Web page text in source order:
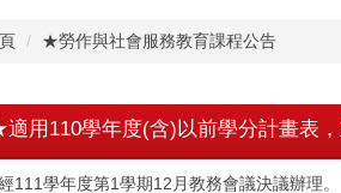
★勞作與社會服務教育課程公告
用110學年度(含)以前學分計畫表
111學年度第1學期12月教務會議決議辦理。